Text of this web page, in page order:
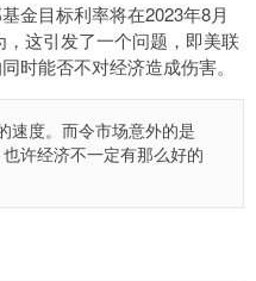
金目标利率将在2023年8月
这引发了一个问题，即美联
时能否不对经济造成伤害。
速度。而令市场意外的是
许经济不一定有那么好的